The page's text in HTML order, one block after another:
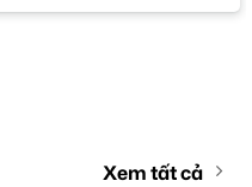
Xem tất cả